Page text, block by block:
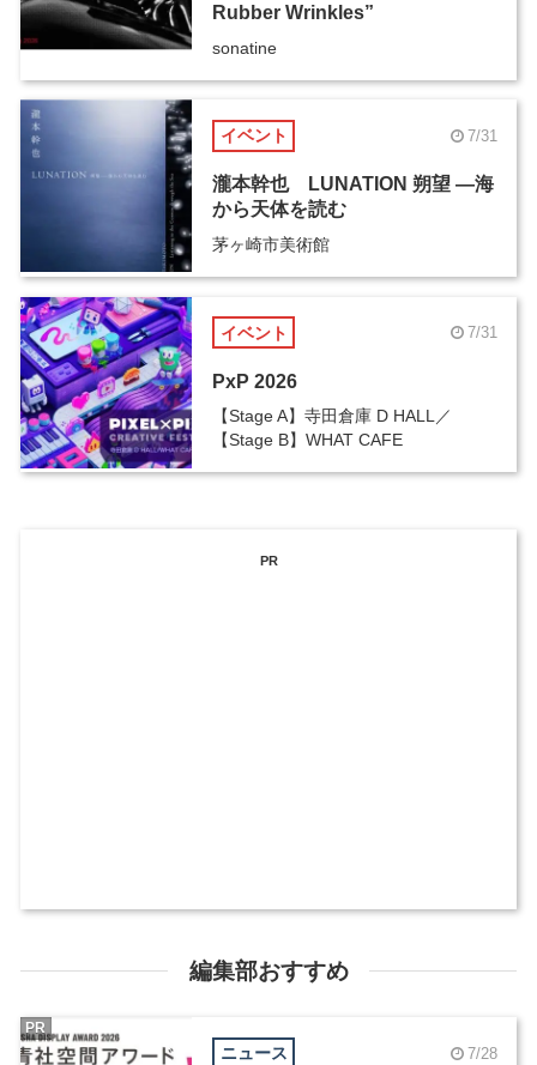
Rubber Wrinkles”
sonatine
イベント 7/31
瀧本幹也 LUNATION 朔望 ―海
から天体を読む
茅ヶ崎市美術館
イベント 7/31
PxP 2026
【Stage A】寺田倉庫 D HALL／
【Stage B】WHAT CAFE
PR
編集部おすすめ
ニュース 7/28
PR